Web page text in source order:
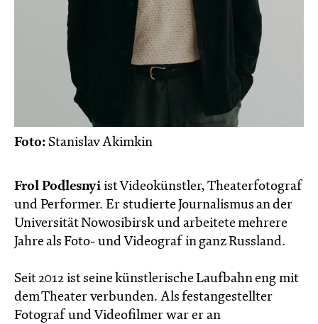
Foto: Stanislav Akimkin
Frol Podlesnyi ist Videokünstler, Theaterfotograf
und Performer. Er studierte Journalismus an der
Universität Nowosibirsk und arbeitete mehrere
Jahre als Foto- und Videograf in ganz Russland.
Seit 2012 ist seine künstlerische Laufbahn eng mit
dem Theater verbunden. Als festangestellter
Fotograf und Videofilmer war er an